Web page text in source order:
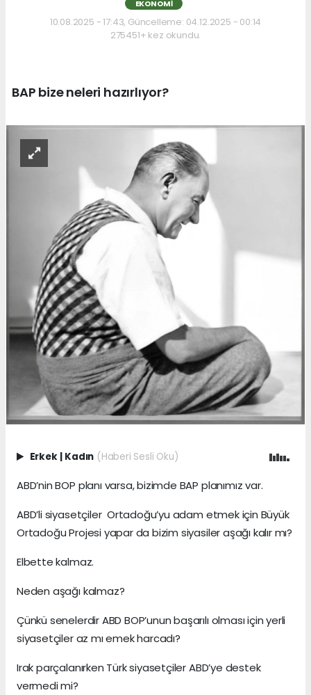
EKONOMI
10.08.2025 - 17:43, Güncelleme: 04.12.2025 - 00:14
275451+ kez okundu.
BAP bize neleri hazırlıyor?
Erkek | Kadın (Haberi Sesli Oku)
ABD’nin BOP planı varsa, bizimde BAP planımız var.
ABD’li siyasetçiler Ortadoğu’yu adam etmek için Büyük
Ortadoğu Projesi yapar da bizim siyasiler aşağı kalır mı?
Elbette kalmaz.
Neden aşağı kalmaz?
Çünkü senelerdir ABD BOP’unun başarılı olması için yerli
siyasetçiler az mı emek harcadı?
Irak parçalanırken Türk siyasetçiler ABD’ye destek
vermedi mi?